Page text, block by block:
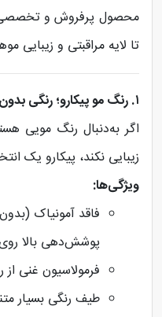
محصول پرفروش و تخصصی
تا لایه مراقبتی و زیبایی
۱. رنگ مو پیکارو؛ رنگی بدون آمونیاک و سرشار از مراقبت
اگر به‌دنبال رنگ مویی
زیبایی نکند، پیکارو یک
ویژگی‌ها:
فاقد آمونیاک
پوشش‌دهی بالا
فرمولاسیون غنی
طیف رنگی بسیار